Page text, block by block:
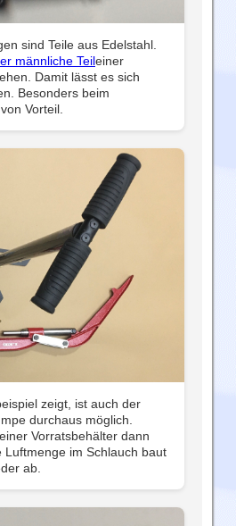
sind Teile aus Edelstahl.
männliche Teileiner
Damit lässt es sich
Besonders beim
Vorteil.
zeigt, ist auch der
durchaus möglich.
Vorratsbehälter dann
Luftmenge im Schlauch baut
ab.